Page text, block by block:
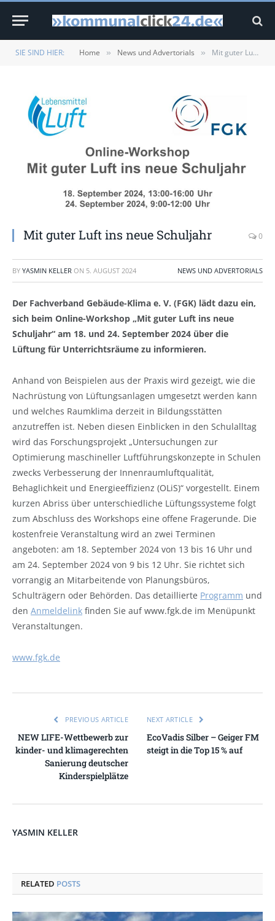
SIE SIND HIER: Home » News und Advertorials » Mit guter Luft ins neue Schuljahr
Mit guter Luft ins neue Schuljahr 0
BY YASMIN KELLER ON 5. AUGUST 2024 NEWS UND ADVERTORIALS
Der Fachverband Gebäude-Klima e. V. (FGK) lädt dazu ein,
sich beim Online-Workshop „Mit guter Luft ins neue
Schuljahr“ am 18. und 24. September 2024 über die
Lüftung für Unterrichtsräume zu informieren.
Anhand von Beispielen aus der Praxis wird gezeigt, wie die
Nachrüstung von Lüftungsanlagen umgesetzt werden kann
und welches Raumklima derzeit in Bildungsstätten
anzutreffen ist. Neben diesen Einblicken in den Schulalltag
wird das Forschungsprojekt „Untersuchungen zur
Optimierung maschineller Luftführungskonzepte in Schulen
zwecks Verbesserung der Innenraumluftqualität,
Behaglichkeit und Energieeffizienz (OLiS)“ vorgestellt. Einem
kurzen Abriss über unterschiedliche Lüftungssysteme folgt
zum Abschluss des Workshops eine offene Fragerunde. Die
kostenfreie Veranstaltung wird an zwei Terminen
angeboten: am 18. September 2024 von 13 bis 16 Uhr und
am 24. September 2024 von 9 bis 12 Uhr. Sie richtet sich
vorrangig an Mitarbeitende von Planungsbüros,
Schulträgern oder Behörden. Das detaillierte Programm und
den Anmeldelink finden Sie auf www.fgk.de im Menüpunkt
Veranstaltungen.
www.fgk.de
PREVIOUS ARTICLE
NEW LIFE-Wettbewerb zur
kinder- und klimagerechten
Sanierung deutscher
Kinderspielplätze
NEXT ARTICLE
EcoVadis Silber – Geiger FM
steigt in die Top 15 % auf
YASMIN KELLER
RELATED POSTS